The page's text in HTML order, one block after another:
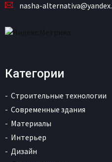
nasha-
Категории
Строительные технологии
Современные здания
Материалы
Интерьер
Дизайн